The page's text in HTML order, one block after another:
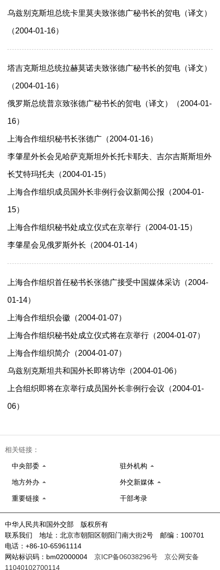
乌兹别克斯坦总统卡里莫夫致张德广秘书长的贺电（译文）
（2004-01-16）
塔吉克斯坦总统拉赫莫诺夫致张德广秘书长的贺电（译文）
（2004-01-16）
俄罗斯总统普京致张德广秘书长的贺电（译文）（2004-01-
16）
上海合作组织秘书长张德广（2004-01-16）
李肇星外长会见哈萨克斯坦外长托卡耶夫、吉尔吉斯斯坦外
长艾特玛托夫（2004-01-15）
上海合作组织成员国外长非例行会议新闻公报（2004-01-
15）
上海合作组织秘书处成立仪式在京举行（2004-01-15）
李肇星会见俄罗斯外长（2004-01-14）
上海合作组织首任秘书长张德广接受中国媒体采访（2004-
01-14）
上海合作组织会徽（2004-01-07）
上海合作组织秘书处成立仪式将在京举行（2004-01-07）
上海合作组织简介（2004-01-07）
乌兹别克斯坦共和国外长即将访华（2004-01-06）
上合组织即将在京举行成员国外长非例行会议（2004-01-
06）
相关链接：
中央部委 驻外机构
地方外办 外交新媒体
重要链接 干部考录
中华人民共和国外交部 版权所有
联系我们 地址：北京市朝阳区朝阳门南大街2号 邮编：100701
电话：+86-10-65961114
网站标识码：bm02000004 京ICP备06038296号
京公网安备
11040102700114